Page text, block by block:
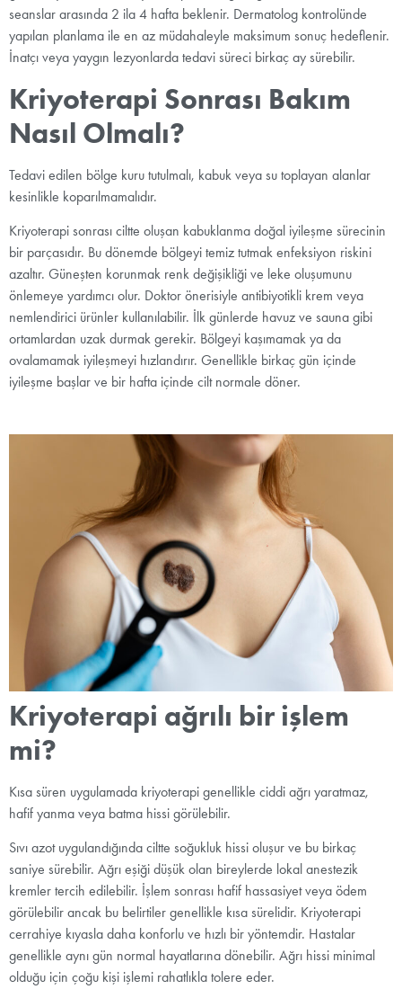
seanslar arasında 2 ila 4 hafta beklenir. Dermatolog kontrolünde
yapılan planlama ile en az müdahaleyle maksimum sonuç hedeflenir.
İnatçı veya yaygın lezyonlarda tedavi süreci birkaç ay sürebilir.
Kriyoterapi Sonrası Bakım
Nasıl Olmalı?
Tedavi edilen bölge kuru tutulmalı, kabuk veya su toplayan alanlar
kesinlikle koparılmamalıdır.
Kriyoterapi sonrası ciltte oluşan kabuklanma doğal iyileşme sürecinin
bir parçasıdır. Bu dönemde bölgeyi temiz tutmak enfeksiyon riskini
azaltır. Güneşten korunmak renk değişikliği ve leke oluşumunu
önlemeye yardımcı olur. Doktor önerisiyle antibiyotikli krem veya
nemlendirici ürünler kullanılabilir. İlk günlerde havuz ve sauna gibi
ortamlardan uzak durmak gerekir. Bölgeyi kaşımamak ya da
ovalamamak iyileşmeyi hızlandırır. Genellikle birkaç gün içinde
iyileşme başlar ve bir hafta içinde cilt normale döner.
Kriyoterapi ağrılı bir işlem
mi?
Kısa süren uygulamada kriyoterapi genellikle ciddi ağrı yaratmaz,
hafif yanma veya batma hissi görülebilir.
Sıvı azot uygulandığında ciltte soğukluk hissi oluşur ve bu birkaç
saniye sürebilir. Ağrı eşiği düşük olan bireylerde lokal anestezik
kremler tercih edilebilir. İşlem sonrası hafif hassasiyet veya ödem
görülebilir ancak bu belirtiler genellikle kısa sürelidir. Kriyoterapi
cerrahiye kıyasla daha konforlu ve hızlı bir yöntemdir. Hastalar
genellikle aynı gün normal hayatlarına dönebilir. Ağrı hissi minimal
olduğu için çoğu kişi işlemi rahatlıkla tolere eder.